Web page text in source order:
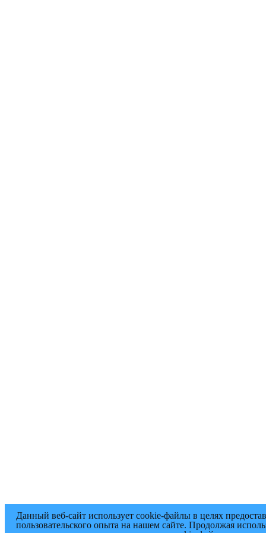
Данный веб-сайт использует cookie-файлы в целях
пользовательского опыта на нашем сайте. Продолжая